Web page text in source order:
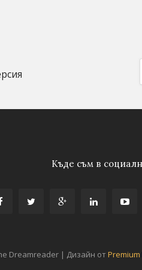
Къде съм в
Dreamreader | Дизайн от